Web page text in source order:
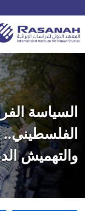
السياسة
والتهميش